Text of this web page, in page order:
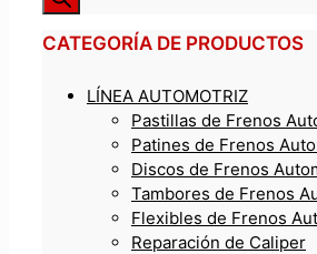
CATEGORÍA DE PRODUCTOS
LÍNEA AUTOMOTRIZ
Pastillas de Frenos
Patines de Frenos
Discos de Frenos
Tambores de Frenos
Flexibles de Frenos
Reparación de Caliper